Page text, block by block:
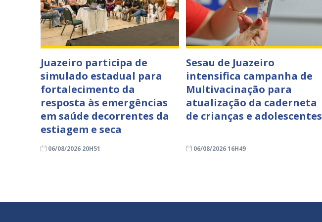
Juazeiro participa de
simulado estadual para
fortalecimento da
resposta às emergências
em saúde decorrentes da
estiagem e seca
06/08/2026 20H51
Sesau de Juazeiro
intensifica campanha de
Multivacinação para
atualização da caderneta
de crianças e adolescentes
06/08/2026 16H49